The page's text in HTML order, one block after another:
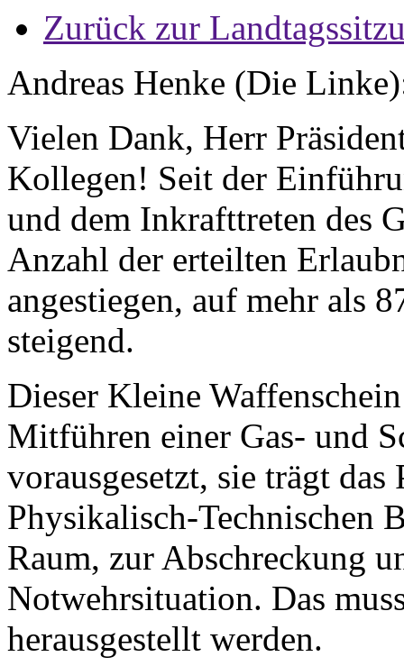
Zurück zur
Andreas Henke (Die
Vielen Dank, Herr
Kollegen! Seit der
und dem Inkrafttreten des
Anzahl der erteilten
angestiegen, auf mehr als
steigend.
Dieser Kleine
Mitführen einer Gas- und
vorausgesetzt, sie trägt
Physikalisch-Technischen
Raum, zur Abschreckung
Notwehrsituation. Das
herausgestellt werden.